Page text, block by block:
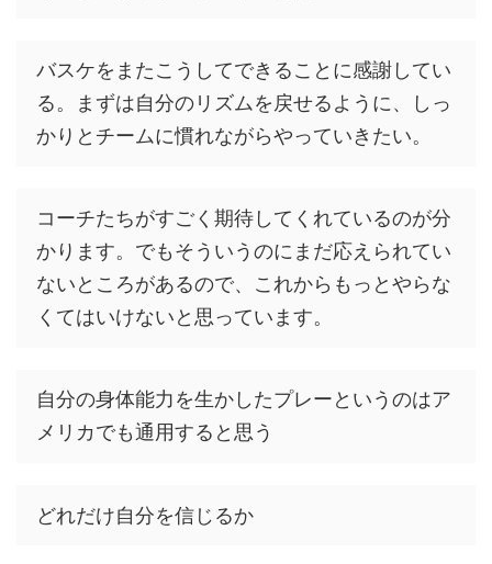
バスケをまたこうしてできることに感謝してい
る。まずは自分のリズムを戻せるように、しっ
かりとチームに慣れながらやっていきたい。
コーチたちがすごく期待してくれているのが分
かります。でもそういうのにまだ応えられてい
ないところがあるので、これからもっとやらな
くてはいけないと思っています。
自分の身体能力を生かしたプレーというのはア
メリカでも通用すると思う
どれだけ自分を信じるか